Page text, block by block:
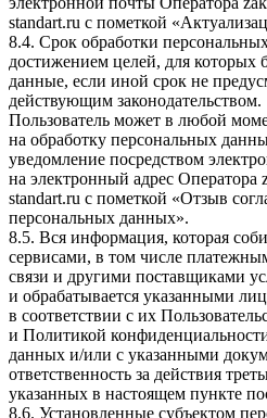
standart.ru с пометкой
8.4. Срок обработки
достижением целей, для которых
данные, если иной срок не
действующим законодательством.
Пользователь может в любой
на обработку персональных
уведомление посредством
на электронный адрес Оператора
standart.ru с пометкой «Отзыв
персональных данных».
8.5. Вся информация, которая
сервисами, в том числе
связи и другими поставщиками
и обрабатывается указанными
в соответствии с их
и Политикой
данных и/или с указанными
ответственность за действия
указанных в настоящем пункте
8.6. Установленные субъектом